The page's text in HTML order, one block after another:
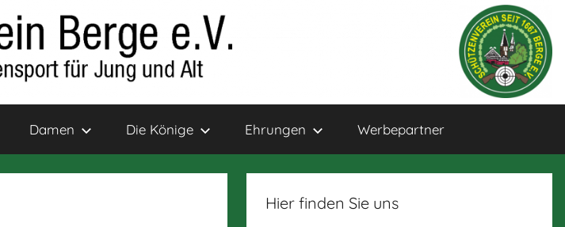
Damen Die Könige Ehrungen Werbepartner
Hier finden Sie uns